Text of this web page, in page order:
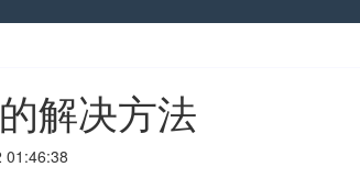
解决方法
01:46:38